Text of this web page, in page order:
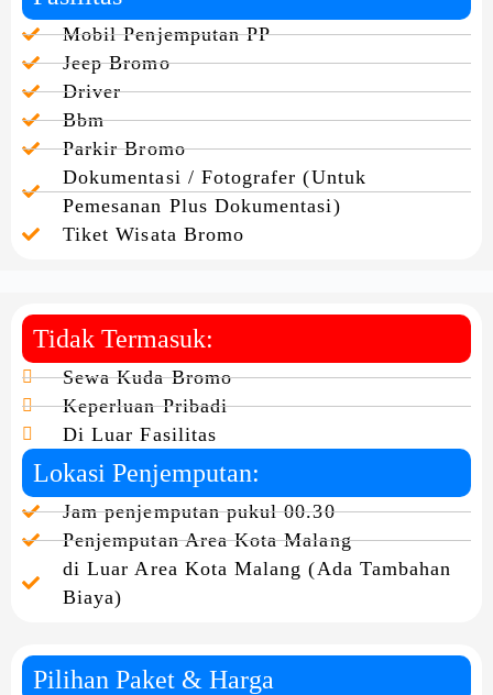
Mobil Penjemputan PP
Jeep Bromo
Driver
Bbm
Parkir Bromo
Dokumentasi / Fotografer (Untuk
Pemesanan Plus Dokumentasi)
Tiket Wisata Bromo
Tidak Termasuk:
Sewa Kuda Bromo
Keperluan Pribadi
Di Luar Fasilitas
Lokasi Penjemputan:
Jam penjemputan pukul 00.30
Penjemputan Area Kota Malang
di Luar Area Kota Malang (Ada Tambahan
Biaya)
Pilihan Paket & Harga